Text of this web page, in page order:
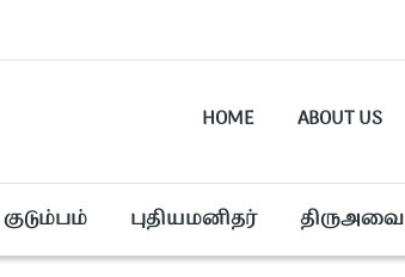
HOME ABOUT US
குடும்பம் புதியமனிதர் திருஅவை